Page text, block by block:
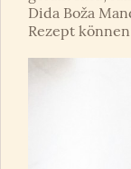
Dida Boža
Rezept